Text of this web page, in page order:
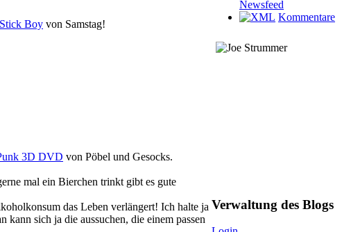
Stick Boy von Samstag!
3D DVD von Pöbel und Gesocks.
mal ein Bierchen trinkt gibt es gute
das Leben verlängert! Ich halte ja
sich ja die aussuchen, die einem passen
Newsfeed
Kommentare
Verwaltung des Blogs